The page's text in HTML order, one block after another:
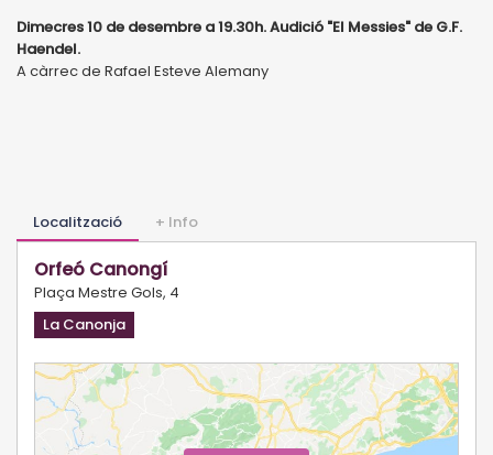
Dimecres 10 de desembre a 19.30h. Audició "El Messies" de G.F.
Haendel.
A càrrec de Rafael Esteve Alemany
Localització + Info
Orfeó Canongí
Plaça Mestre Gols, 4
La Canonja